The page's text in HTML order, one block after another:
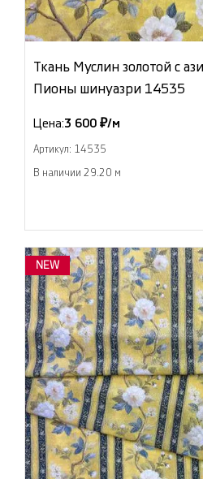
Ткань Муслин золотой с
Пионы шинуазри 14535
Цена:3 600 ₽/м
Артикул: 14535
В наличии 29.20 м
NEW